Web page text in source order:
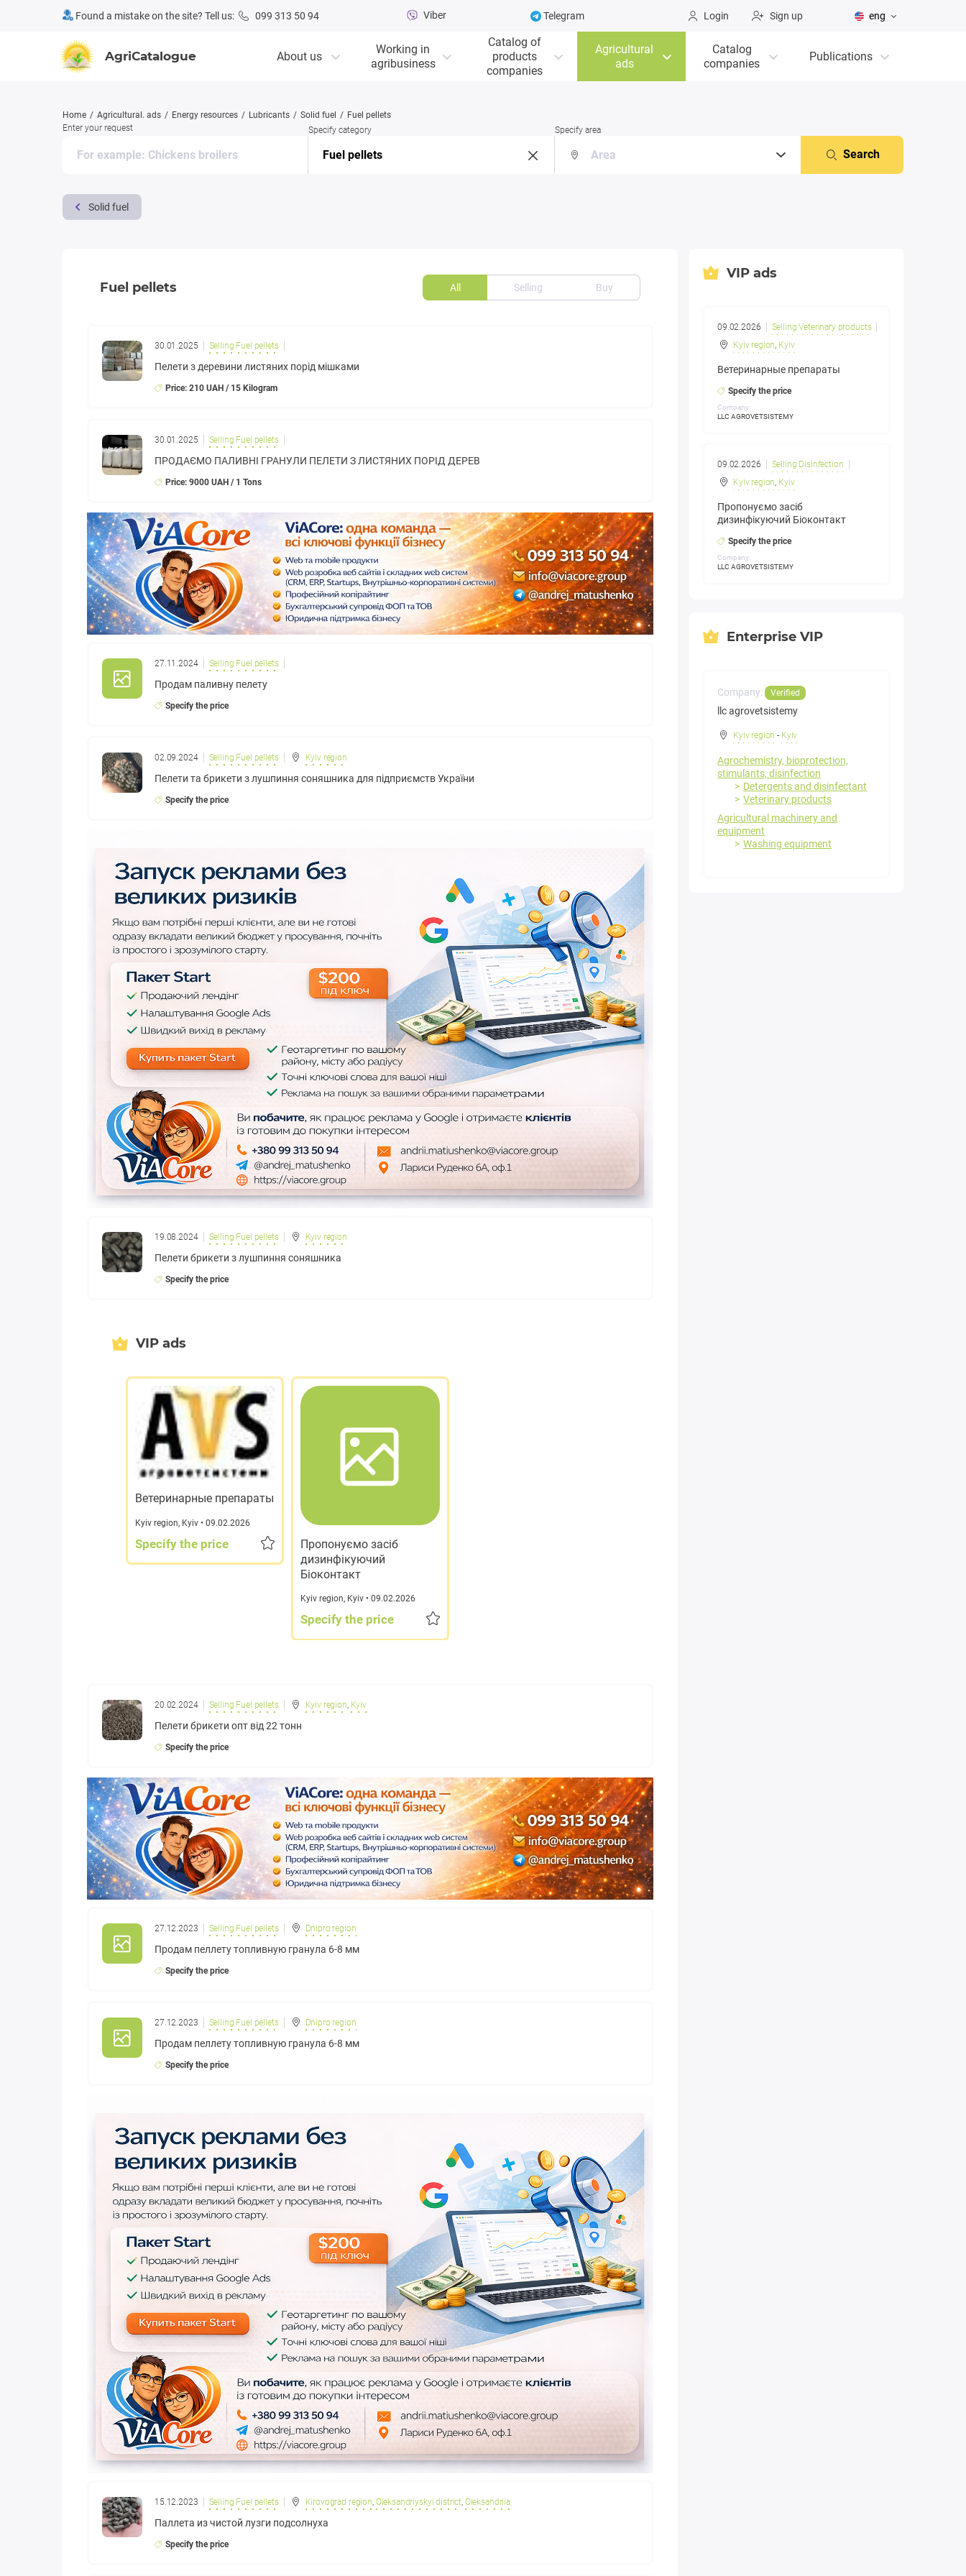
Found a mistake on the site? Tell us: 099 313 50 94 Viber Telegram Login Sign up eng
AgriCatalogue About us
Working in
agribusiness
Catalog of
products
companies
Agricultural
ads
Catalog
companies
Publications
Home Agricultural. ads Energy resources Lubricants Solid fuel
Fuel pellets
Enter your request
Specify category Specify area
Search
Solid fuel
Fuel pellets All Selling Buy
30.01.2025 Selling Fuel pellets
Пелети з деревини листяних порід мішками
Price: 210 UAH / 15 Kilogram
30.01.2025 Selling Fuel pellets
ПРОДАЄМО ПАЛИВНІ ГРАНУЛИ ПЕЛЕТИ З ЛИСТЯНИХ ПОРІД ДЕРЕВ
Price: 9000 UAH / 1 Tons
27.11.2024 Selling Fuel pellets
Продам паливну пелету
Specify the price
02.09.2024 Selling Fuel pellets Kyiv region
Пелети та брикети з лушпиння соняшника для підприємств України
Specify the price
19.08.2024 Selling Fuel pellets Kyiv region
Пелети брикети з лушпиння соняшника
Specify the price
VIP ads
Ветеринарные препараты
Kyiv region, Kyiv • 09.02.2026
Specify the price
Пропонуємо засіб
дизинфікуючий
Біоконтакт
Kyiv region, Kyiv • 09.02.2026
Specify the price
20.02.2024 Selling Fuel pellets Kyiv region, Kyiv
Пелети брикети опт від 22 тонн
Specify the price
27.12.2023 Selling Fuel pellets Dnipro region
Продам пеллету топливную гранула 6-8 мм
Specify the price
27.12.2023 Selling Fuel pellets Dnipro region
Продам пеллету топливную гранула 6-8 мм
Specify the price
15.12.2023 Selling Fuel pellets Kirovograd region Oleksandriyskyi district Oleksandriia
Паллета из чистой лузги подсолнуха
Specify the price
VIP ads
09.02.2026
Selling Veterinary products
Kyiv region, Kyiv
Ветеринарные препараты
Specify the price
Company:
LLC AGROVETSISTEMY
09.02.2026
Selling Disinfection
Kyiv region, Kyiv
Пропонуємо засіб
дизинфікуючий Біоконтакт
Specify the price
Company:
LLC AGROVETSISTEMY
Enterprise VIP
Company: Verified
llc agrovetsistemy
Kyiv region - Kyiv
Agrochemistry, bioprotection,
stimulants, disinfection
Detergents and disinfectant
Veterinary products
Agricultural machinery and
equipment
Washing equipment